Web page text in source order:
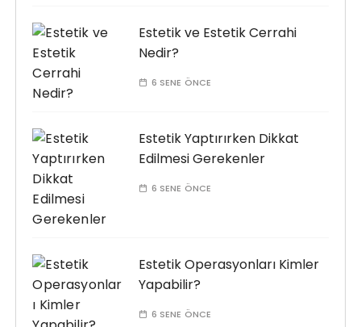
Estetik ve Estetik Cerrahi
Nedir?
6 SENE ÖNCE
Estetik Yaptırırken Dikkat
Edilmesi Gerekenler
6 SENE ÖNCE
Estetik Operasyonları Kimler
Yapabilir?
6 SENE ÖNCE